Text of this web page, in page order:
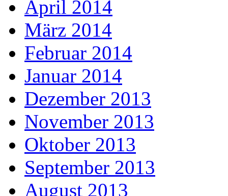
April 2014
März 2014
Februar 2014
Januar 2014
Dezember 2013
November 2013
Oktober 2013
September 2013
August 2013